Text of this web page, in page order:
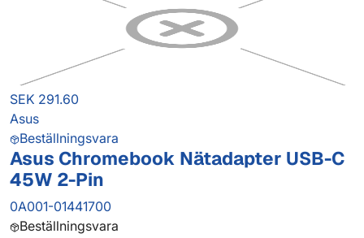
SEK 291.60
Asus
Beställningsvara
Asus Chromebook Nätadapter USB-C
45W 2-Pin
0A001-01441700
Beställningsvara